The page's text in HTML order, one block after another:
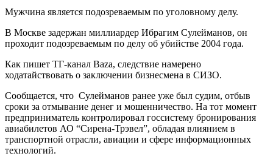
Мужчина является подозреваемым по уголовному делу.
В Москве задержан миллиардер Ибрагим Сулейманов, он
проходит подозреваемым по делу об убийстве 2004 года.
Как пишет ТГ-канал Baza, следствие намерено
ходатайствовать о заключении бизнесмена в СИЗО.
Сообщается, что Сулейманов ранее уже был судим, отбыв
сроки за отмывание денег и мошенничество. На тот момент
предприниматель контролировал госсистему бронирования
авиабилетов АО “Сирена-Трэвел”, обладая влиянием в
транспортной отрасли, авиации и сфере информационных
технологий.